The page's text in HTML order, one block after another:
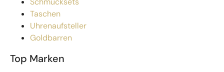
Taschen
Uhrenaufsteller
Goldbarren
Top Marken